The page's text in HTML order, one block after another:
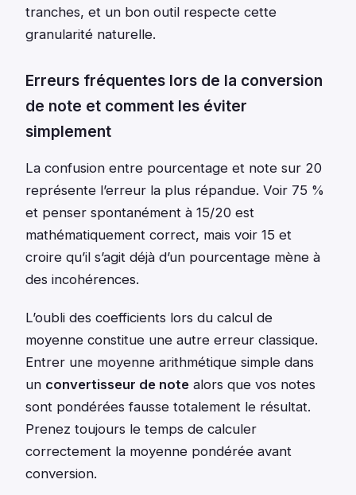
tranches, et un bon outil respecte cette
granularité naturelle.
Erreurs fréquentes lors de la conversion
de note et comment les éviter
simplement
La confusion entre pourcentage et note sur 20
représente l’erreur la plus répandue. Voir 75 %
et penser spontanément à 15/20 est
mathématiquement correct, mais voir 15 et
croire qu’il s’agit déjà d’un pourcentage mène à
des incohérences.
L’oubli des coefficients lors du calcul de
moyenne constitue une autre erreur classique.
Entrer une moyenne arithmétique simple dans
un convertisseur de note alors que vos notes
sont pondérées fausse totalement le résultat.
Prenez toujours le temps de calculer
correctement la moyenne pondérée avant
conversion.